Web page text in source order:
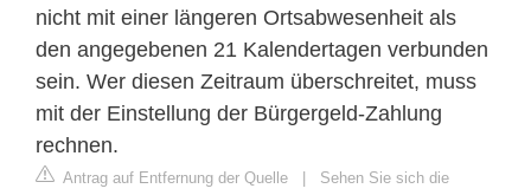
nicht mit einer längeren Ortsabwesenheit als
den angegebenen 21 Kalendertagen verbunden
sein. Wer diesen Zeitraum überschreitet, muss
mit der Einstellung der Bürgergeld-Zahlung
rechnen.
Antrag auf Entfernung der Quelle
Sehen Sie sich die